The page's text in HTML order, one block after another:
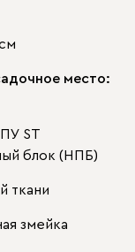
место:
ST
блок (НПБ)
ткани
змейка